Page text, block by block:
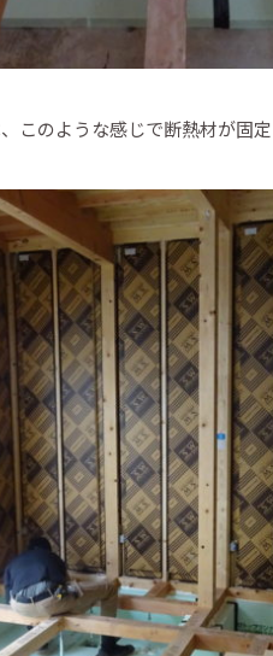
このような感じで断熱材が固定